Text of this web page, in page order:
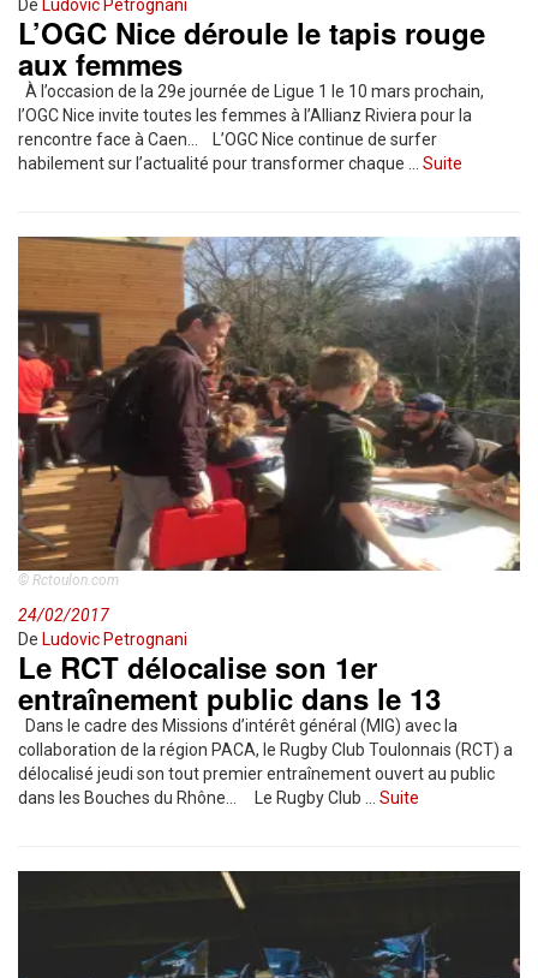
De Ludovic Petrognani
L’OGC Nice déroule le tapis rouge
aux femmes
À l’occasion de la 29e journée de Ligue 1 le 10 mars prochain,
l’OGC Nice invite toutes les femmes à l’Allianz Riviera pour la
rencontre face à Caen… L’OGC Nice continue de surfer
habilement sur l’actualité pour transformer chaque … Suite
© Rctoulon.com
24/02/2017
De Ludovic Petrognani
Le RCT délocalise son 1er
entraînement public dans le 13
Dans le cadre des Missions d’intérêt général (MIG) avec la
collaboration de la région PACA, le Rugby Club Toulonnais (RCT) a
délocalisé jeudi son tout premier entraînement ouvert au public
dans les Bouches du Rhône… Le Rugby Club … Suite